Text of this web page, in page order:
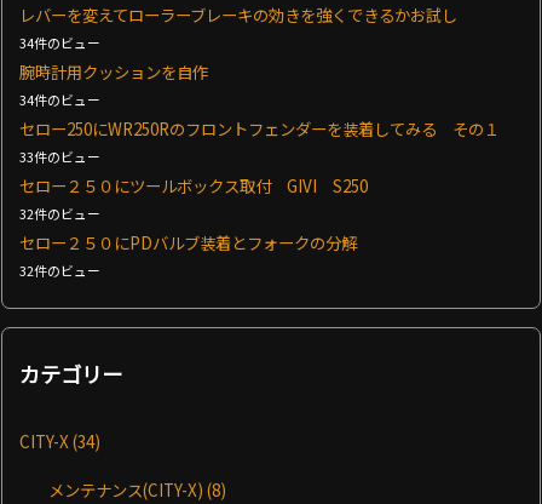
レバーを変えてローラーブレーキの効きを強くできるかお試し
34件のビュー
腕時計用クッションを自作
34件のビュー
セロー250にWR250Rのフロントフェンダーを装着してみる その１
33件のビュー
セロー２５０にツールボックス取付 GIVI S250
32件のビュー
セロー２５０にPDバルブ装着とフォークの分解
32件のビュー
カテゴリー
CITY-X(34)
メンテナンス(CITY-X)(8)